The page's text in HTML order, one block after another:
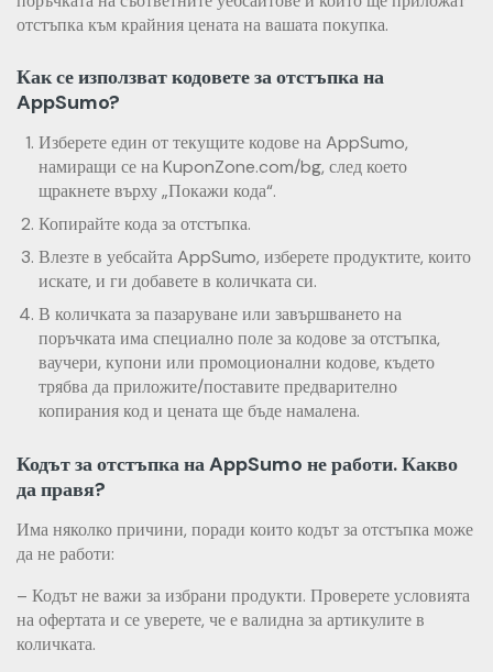
отстъпка към крайния цената на вашата покупка.
Как се използват кодовете за отстъпка на
AppSumo?
Изберете един от текущите кодове на AppSumo,
намиращи се на KuponZone.com/bg, след което
щракнете върху „Покажи кода“.
Копирайте кода за отстъпка.
Влезте в уебсайта AppSumo, изберете продуктите, които
искате, и ги добавете в количката си.
В количката за пазаруване или завършването на
поръчката има специално поле за кодове за отстъпка,
ваучери, купони или промоционални кодове, където
трябва да приложите/поставите предварително
копирания код и цената ще бъде намалена.
Кодът за отстъпка на AppSumo не работи. Какво
да правя?
Има няколко причини, поради които кодът за отстъпка може
да не работи:
– Кодът не важи за избрани продукти. Проверете условията
на офертата и се уверете, че е валидна за артикулите в
количката.